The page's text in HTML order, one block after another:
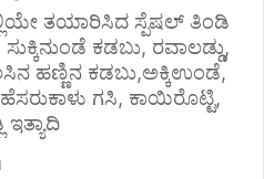
ತಯಾರಿಸಿದ ಸ್ಪೆಷಲ್ ತಿಂಡಿ
ಕಡಬು, ರವಾಲಡ್ಡು,
ಹಣ್ಣಿನ ಕಡಬು,ಅಕ್ಕಿಉಂಡೆ,
ಗಸಿ, ಕಾಯಿರೊಟ್ಟಿ,
ಇತ್ಯಾದಿ